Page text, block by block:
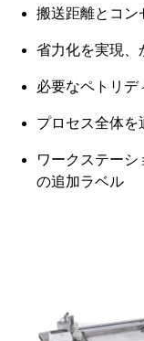
搬送距離とコン
省力化を実現、
必要なペトリデ
プロセス全体を
ワークステーシ
の追加ラベル